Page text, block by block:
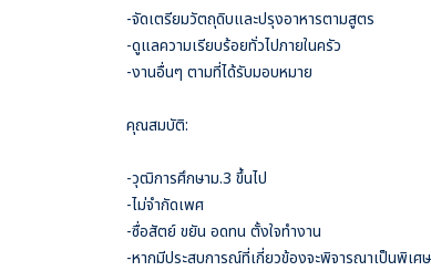
-จัดเตรียมวัตถุดิบและปรุงอาหารตามสูตร
-ดูแลความเรียบร้อยทั่วไปภายในครัว
-งานอื่นๆ ตามที่ได้รับมอบหมาย
คุณสมบัติ:
-วุฒิการศึกษาม.3 ขึ้นไป
-ไม่จำกัดเพศ
-ซื่อสัตย์ ขยัน อดทน ตั้งใจทำงาน
-หากมีประสบการณ์ที่เกี่ยวข้องจะพิจารณาเป็นพิเศษ